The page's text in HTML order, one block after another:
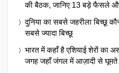
की बैठक, जानिए 13 बड़े फैसले
दुनिया का सबसे जहरीला बिच्छू
सबसे ज्यादा बिच्छू
भारत में कहाँ है एशियाई शेरों का
जगह जहाँ जंगल में आज़ादी से